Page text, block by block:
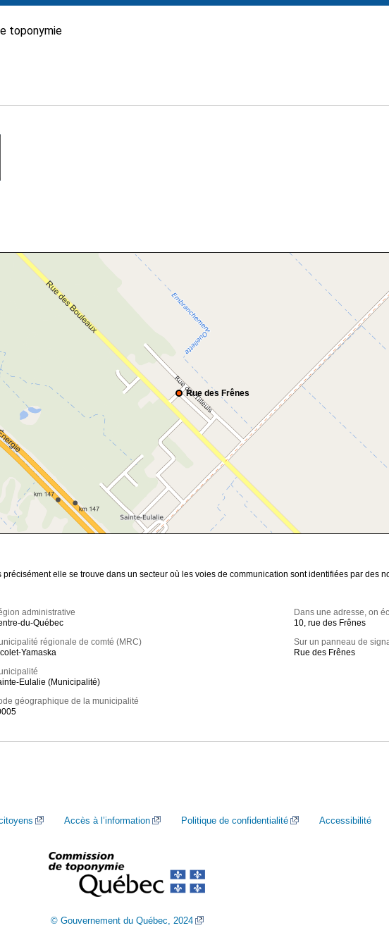
toponymie
Rue des Frênes
elle se trouve dans un secteur où les voies de communication sont identifiées par des
administrative
du-Québec
régionale de comté (MRC)
Yamaska
Eulalie (Municipalité)
géographique de la municipalité
Dans une adresse, on
10, rue des Frênes
Sur un panneau de
Rue des Frênes
Accès à l’information Politique de confidentialité Accessibilité
© Gouvernement du Québec, 2024